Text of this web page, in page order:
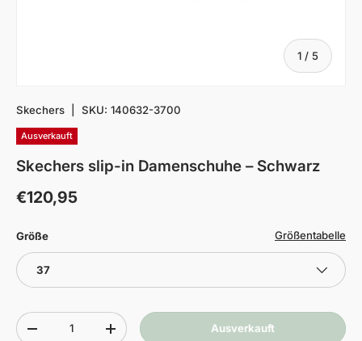
1 / von
5
Skechers SKU: 140632-3700
Ausverkauft
Skechers slip-in Damenschuhe – Schwarz
€120,95
Größe Größentabelle
37
Anzahl
-
+ Ausverkauft